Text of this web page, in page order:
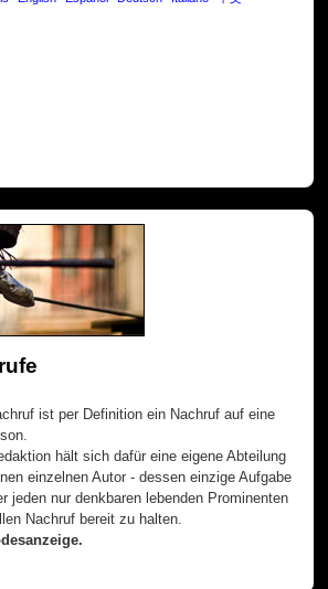
ist per Definition ein Nachruf auf eine
hält sich dafür eine eigene Abteilung
einzelnen Autor - dessen einzige Aufgabe
jeden nur denkbaren lebenden Prominenten
Nachruf bereit zu halten.